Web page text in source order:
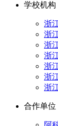
学校机构
浙
浙
浙
浙
浙
浙
浙
合作单位